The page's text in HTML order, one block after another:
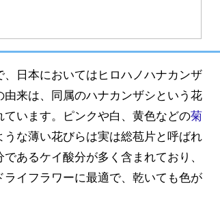
日本においてはヒロハノハナカンザ
来は、同属のハナカンザシという花
います。ピンクや白、黄色などの菊
な薄い花びらは実は総苞片と呼ばれ
あるケイ酸分が多く含まれており、
イフラワーに最適で、乾いても色が